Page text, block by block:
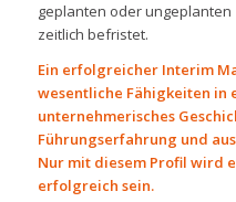
geplanten oder
zeitlich befristet.
Ein erfolgreicher Interim
wesentliche Fähigkeiten in
unternehmerisches
Führungserfahrung und
Nur mit diesem Profil wird
erfolgreich sein.